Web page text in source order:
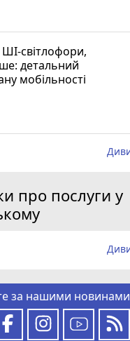
світлофори,
детальний
мобільності
про послуги у
за нашими новинами